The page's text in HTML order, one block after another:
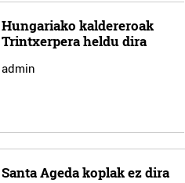
Hungariako kaldereroak
Trintxerpera heldu dira
admin
Santa Ageda koplak ez dira